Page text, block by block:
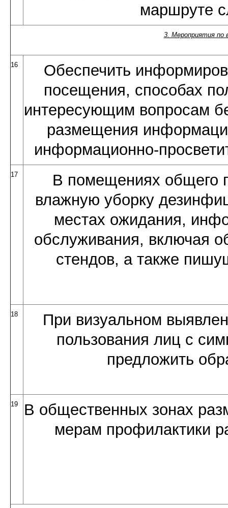
маршруте
3. Мероприятия по
16
Обеспечить
посещения, способах
интересующим вопросам
размещения
информационно-
17
В помещениях общего
влажную уборку
местах ожидания,
обслуживания, включая
стендов, а также
18
При визуальном
пользования лиц с
предложить
19
В общественных зонах
мерам профилактики